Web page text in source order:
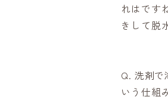
れはです
きして脱
Q. 洗剤で
いう仕組